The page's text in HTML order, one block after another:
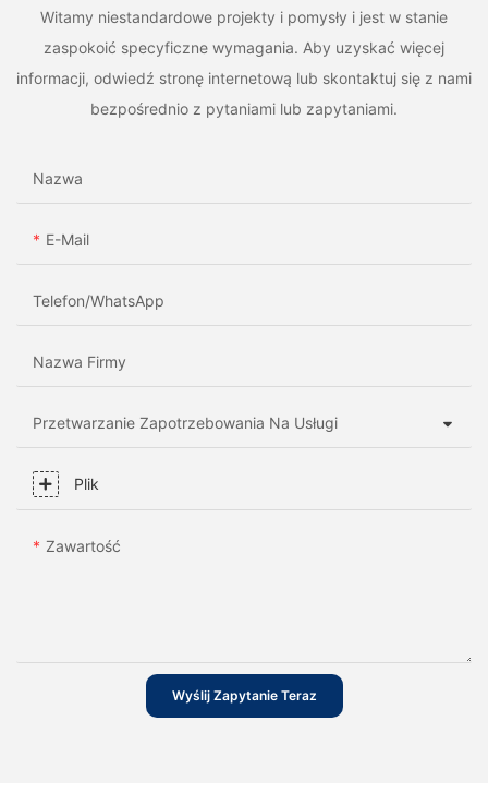
Witamy niestandardowe projekty i pomysły i jest w stanie
zaspokoić specyficzne wymagania. Aby uzyskać więcej
informacji, odwiedź stronę internetową lub skontaktuj się z nami
bezpośrednio z pytaniami lub zapytaniami.
Nazwa
E-Mail
Telefon/WhatsApp
Nazwa Firmy
Przetwarzanie Zapotrzebowania Na Usługi
Plik
Zawartość
Wyślij Zapytanie Teraz